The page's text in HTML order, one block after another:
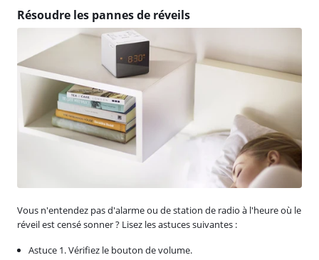
Résoudre les pannes de réveils
Vous n'entendez pas d'alarme ou de station de radio à l'heure où le
réveil est censé sonner ? Lisez les astuces suivantes :
Astuce 1. Vérifiez le bouton de volume.